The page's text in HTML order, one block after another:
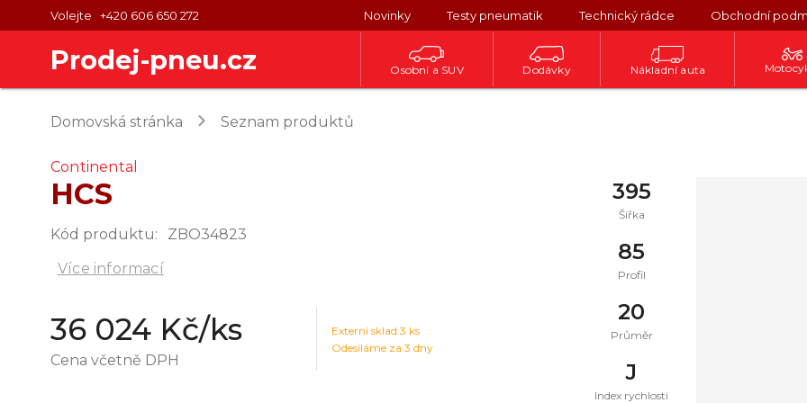
Volejte +420 606 650 272 Novinky Testy pneumatik Technický rádce Obchodní
Prodej-pneu.cz Osobní a SUV Dodávky Nákladní auta
Domovská stránka keyboard_arrow_right Seznam produktů
Continental
HCS
Kód produktu:
ZBO34823
Více informací
36 024 Kč/ks
Cena včetně DPH
Externí sklad 3 ks
Odesíláme za 3 dny
395
Šířka
85
Profil
20
Průměr
J
Index rychlosti